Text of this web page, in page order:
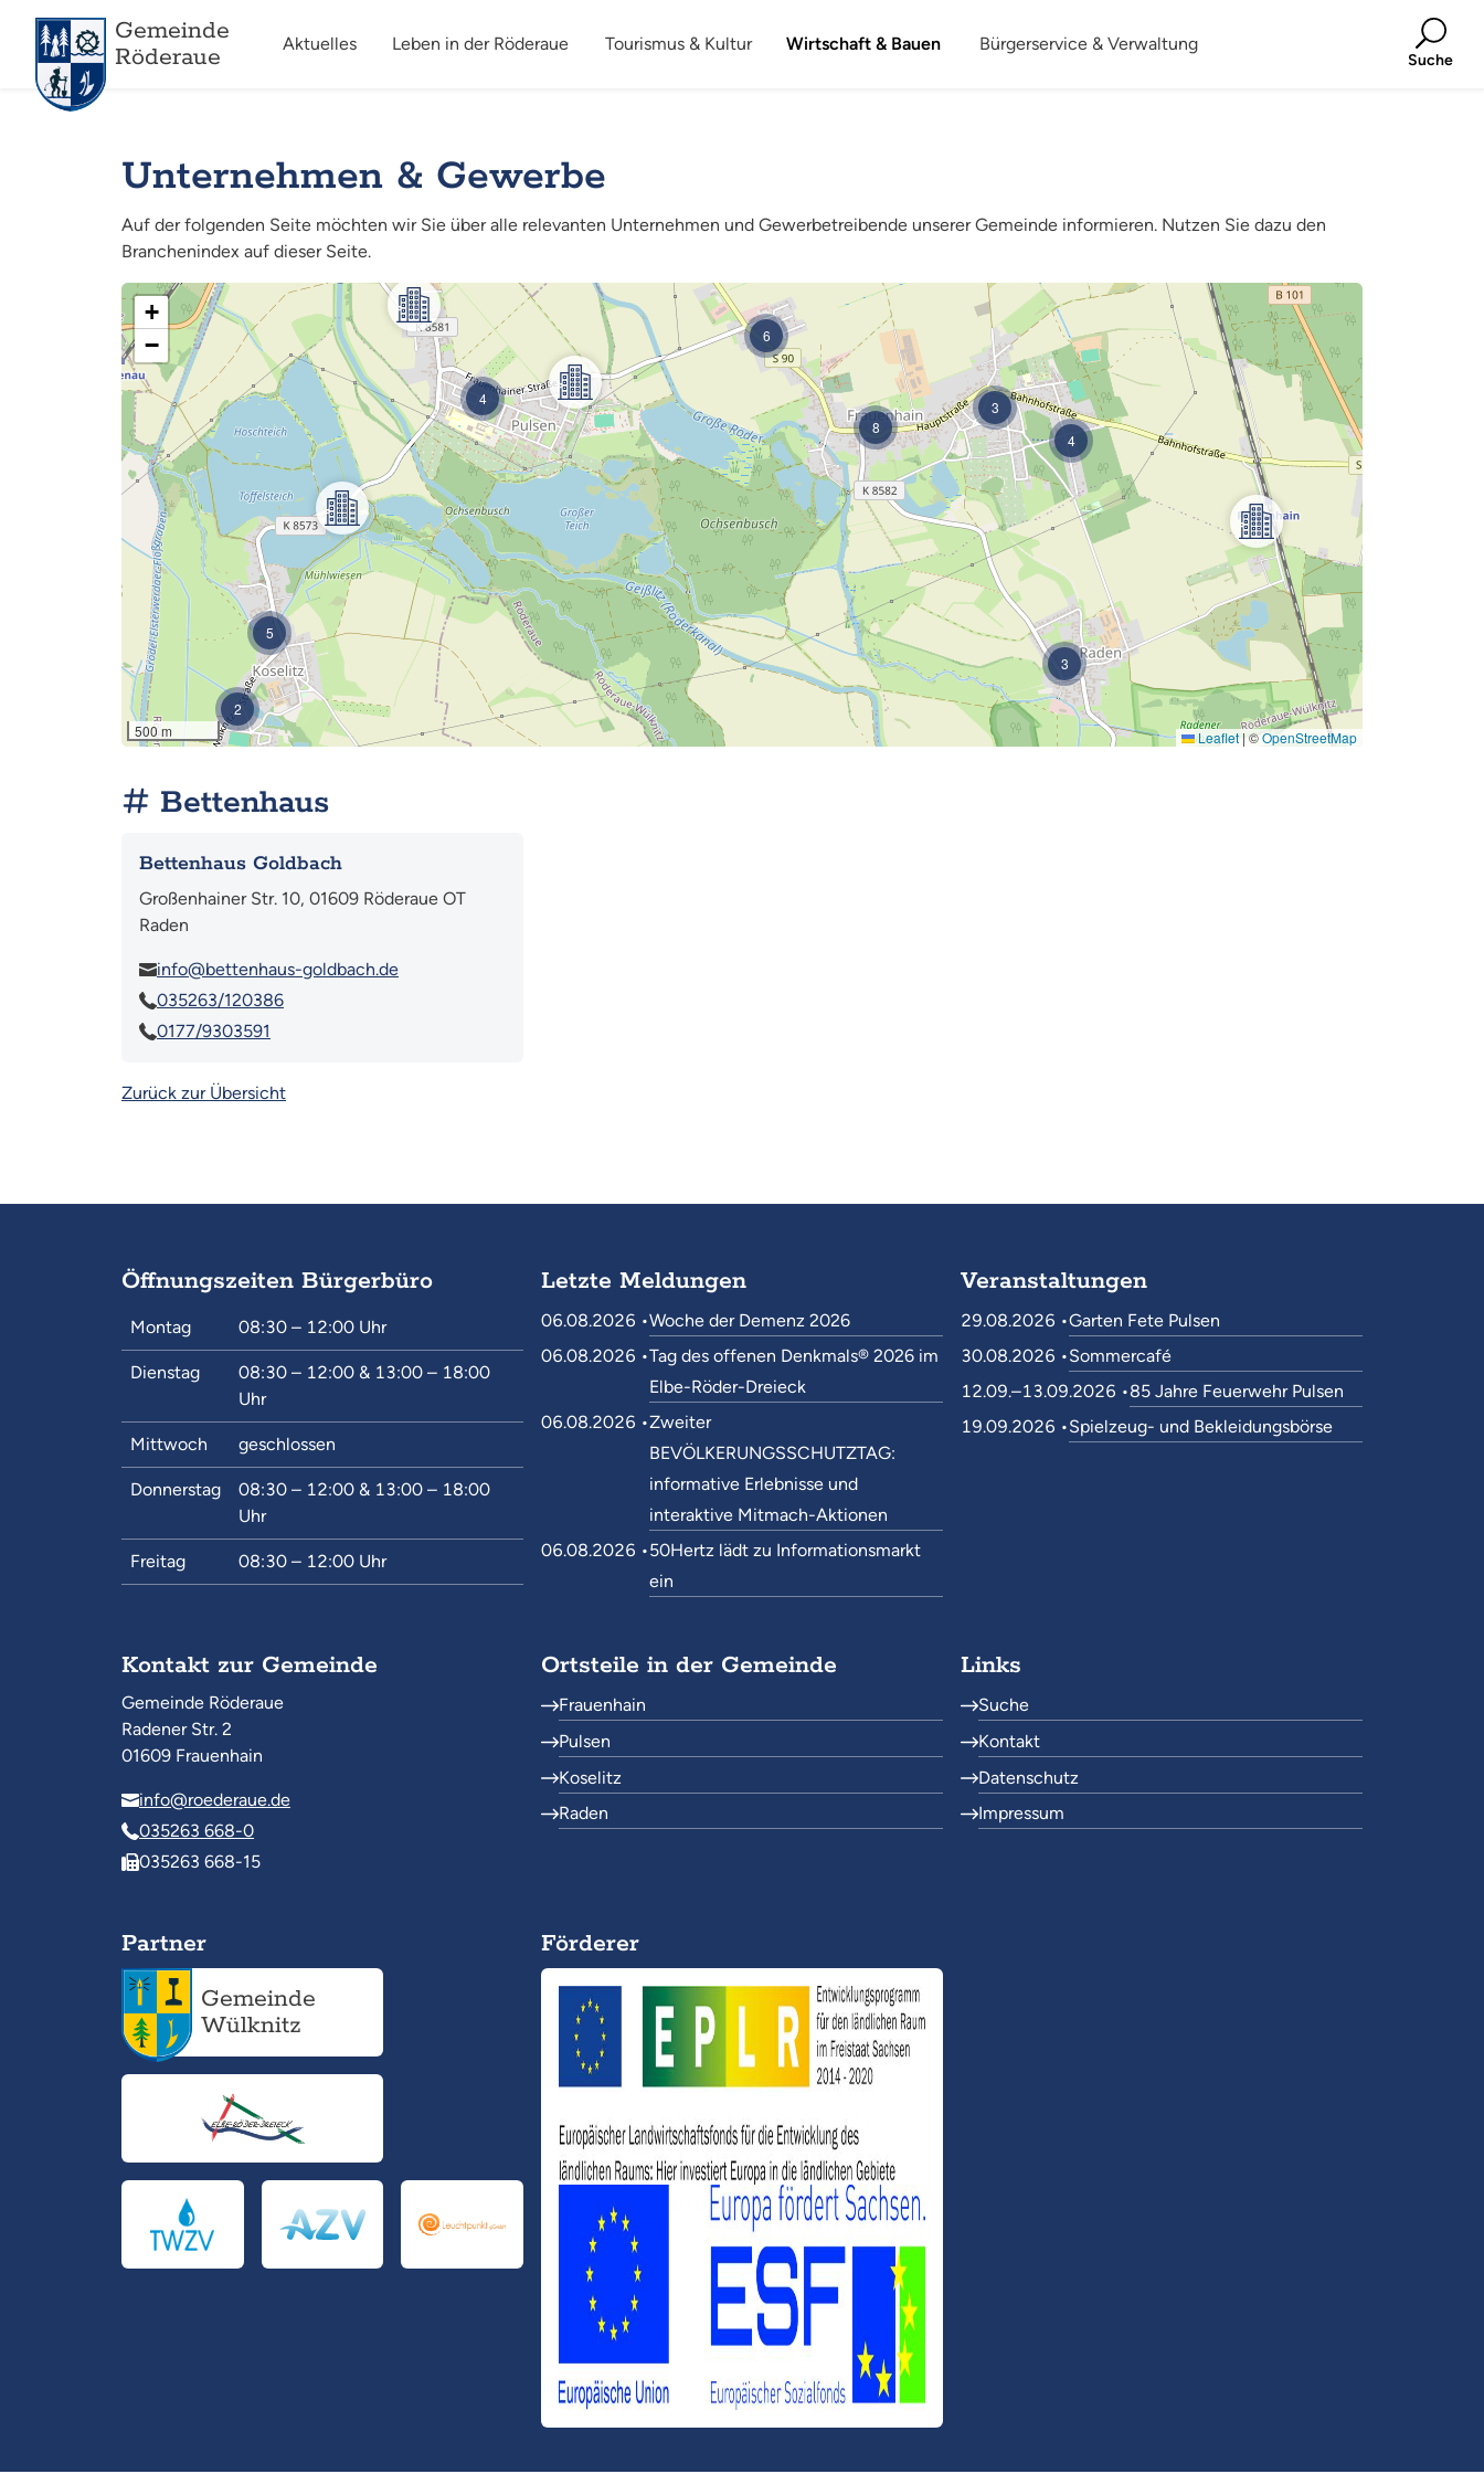
Gemeinde
Röderaue
Aktuelles Leben in der Röderaue Tourismus & Kultur Wirtschaft & Bauen Bürgerservice & Verwaltung
Suche
Unternehmen & Gewerbe
Auf der folgenden Seite möchten wir Sie über alle relevanten Unternehmen und Gewerbetreibende unserer Gemeinde informieren. Nutzen Sie dazu den
Branchenindex auf dieser Seite.
3
2
5
3
4
4
6
8
+
−
500 m Leaflet |©OpenStreetMap
Bettenhaus
Bettenhaus Goldbach
Großenhainer Str. 10, 01609 Röderaue OT
Raden
info@bettenhaus-goldbach.de
035263/120386
0177/9303591
Zurück zur Übersicht
Letzte Meldungen
06.08.2026 •Woche der Demenz 2026
06.08.2026 •Tag des offenen Denkmals® 2026 im
Elbe-Röder-Dreieck
06.08.2026 •Zweiter
BEVÖLKERUNGSSCHUTZTAG:
informative Erlebnisse und
interaktive Mitmach-Aktionen
06.08.2026 •50Hertz lädt zu Informationsmarkt
ein
Veranstaltungen
29.08.2026 •Garten Fete Pulsen
30.08.2026 •Sommercafé
12.09.–13.09.2026 •85 Jahre Feuerwehr Pulsen
19.09.2026 •Spielzeug- und Bekleidungsbörse
Ortsteile in der Gemeinde
Frauenhain
Pulsen
Koselitz
Raden
Links
Suche
Kontakt
Datenschutz
Impressum
Kontakt zur Gemeinde
Gemeinde Röderaue
Radener Str. 2
01609 Frauenhain
info@roederaue.de
035263 668-0
035263 668-15
Öffnungszeiten Bürgerbüro
Montag 08:30 – 12:00 Uhr
Dienstag 08:30 – 12:00 & 13:00 – 18:00
Uhr
Mittwoch geschlossen
Donnerstag 08:30 – 12:00 & 13:00 – 18:00
Uhr
Freitag 08:30 – 12:00 Uhr
Partner
Gemeinde
Wülknitz
Förderer